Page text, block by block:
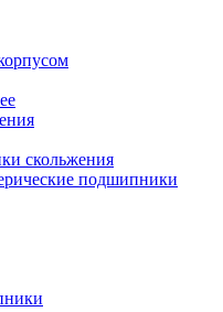
скольжения
подшипники